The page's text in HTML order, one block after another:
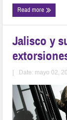
Read more
Jalisco y
Date: mayo 02,